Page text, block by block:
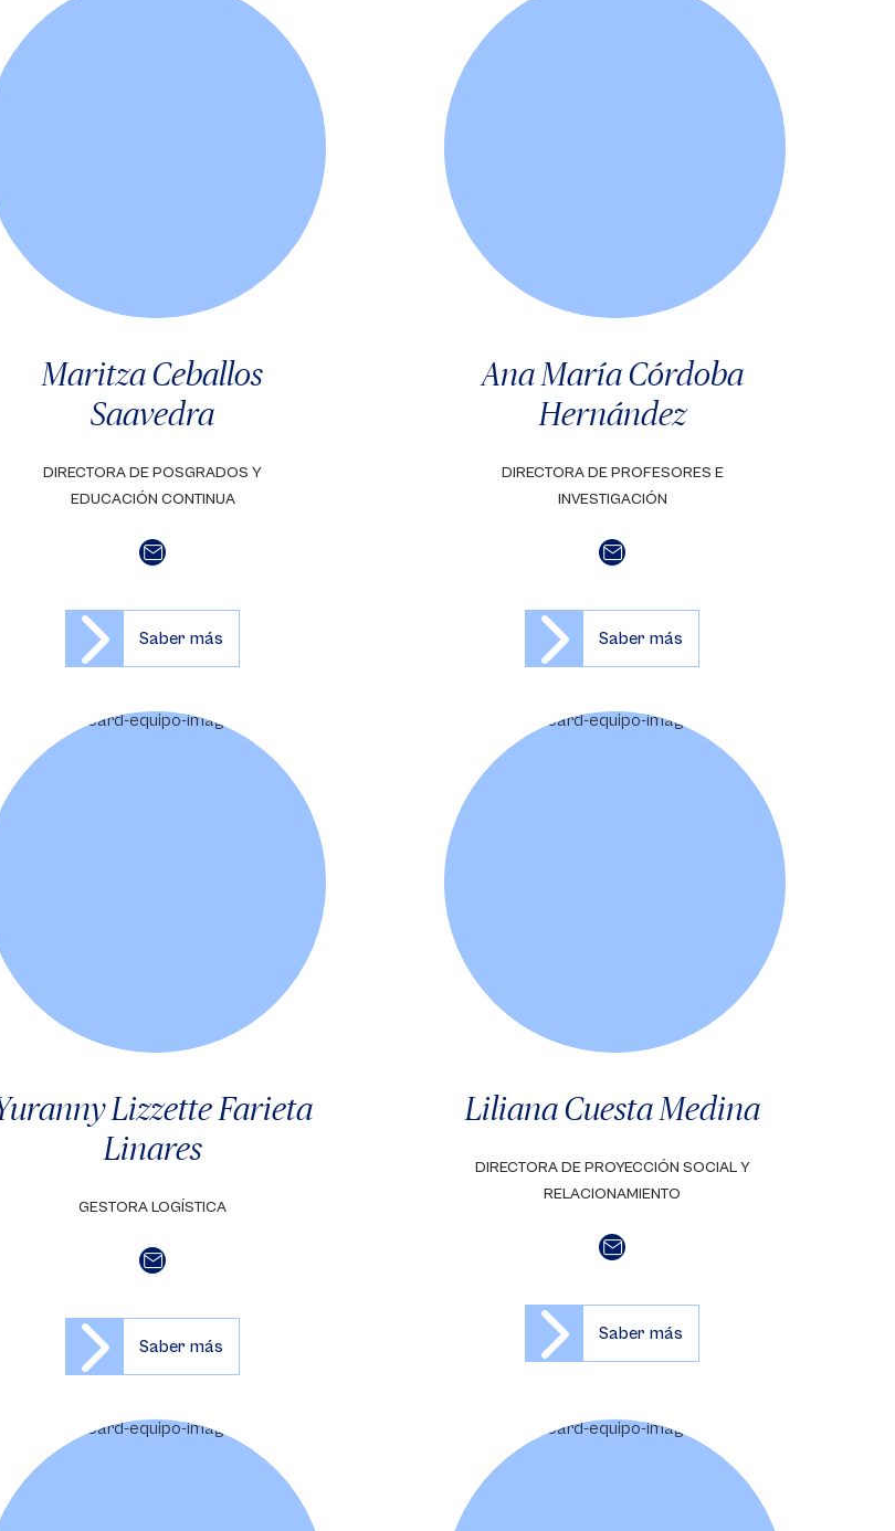
Maritza Ceballos
Saavedra
DIRECTORA DE POSGRADOS Y
EDUCACIÓN CONTINUA
Saber más
Ana María Córdoba
Hernández
DIRECTORA DE PROFESORES E
INVESTIGACIÓN
Saber más
Lizzette Farieta
Linares
GESTORA LOGÍSTICA
Saber más
Liliana Cuesta Medina
DIRECTORA DE PROYECCIÓN SOCIAL Y
RELACIONAMIENTO
Saber más